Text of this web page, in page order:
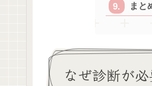
まと
なぜ診断が